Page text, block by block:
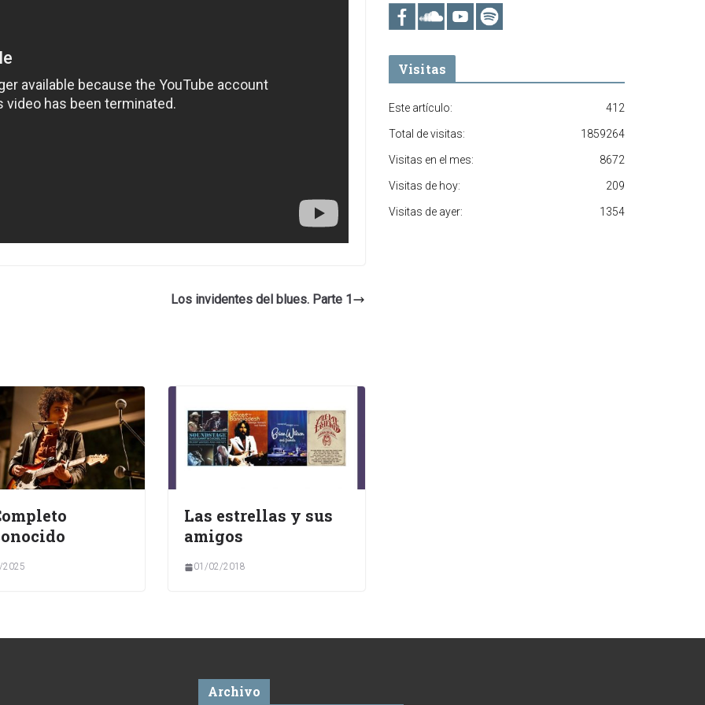
Los invidentes del blues. Parte 1
Las estrellas y sus
amigos
01/02/2018
Visitas
412
Este artículo:
1859264
Total de visitas:
8672
Visitas en el mes:
209
Visitas de hoy:
1354
Visitas de ayer:
Archivo